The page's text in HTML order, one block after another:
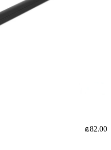
₪82.00